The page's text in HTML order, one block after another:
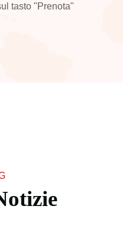
tasto "Prenota"